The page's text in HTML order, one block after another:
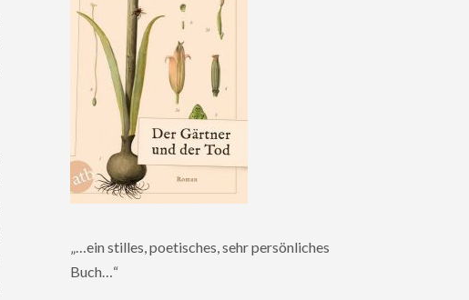
„…ein stilles, poetisches, sehr persönliches
Buch…“